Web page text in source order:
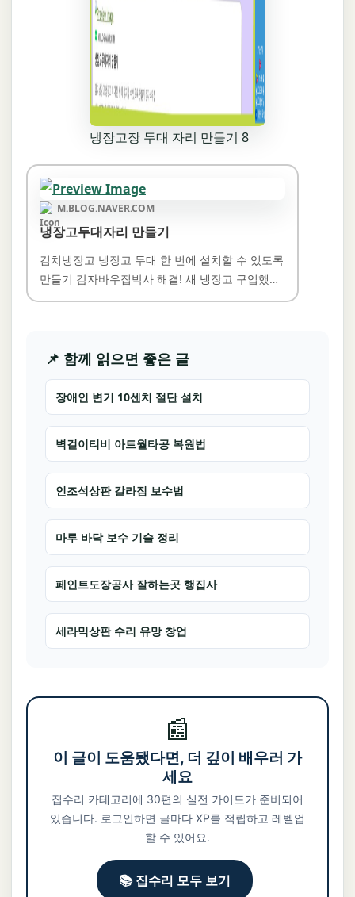
냉장고장 두대 자리 만들기 8
M.BLOG.NAVER.COM
냉장고두대자리 만들기
김치냉장고 냉장고 두대 한 번에 설치할 수 있도록
만들기 감자바우집박사 해결! 새 냉장고 구입했는
데 설…
📌 함께 읽으면 좋은 글
장애인 변기 10센치 절단 설치
벽걸이티비 아트월타공 복원법
인조석상판 갈라짐 보수법
마루 바닥 보수 기술 정리
페인트도장공사 잘하는곳 행집사
세라믹상판 수리 유망 창업
📰
이 글이 도움됐다면, 더 깊이 배우러 가
세요
집수리 카테고리에 30편의 실전 가이드가 준비되어
있습니다. 로그인하면 글마다 XP를 적립하고 레벨업
할 수 있어요.
📚 집수리 모두 보기